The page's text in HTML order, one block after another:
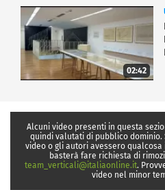
02:42
Alcuni video presenti in questa
quindi valutati di pubblico dominio.
video o gli autori avessero
basterà fare richiesta di
team_verticali@italiaonline.it.
video nel minor